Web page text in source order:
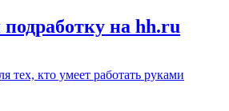
на hh.ru